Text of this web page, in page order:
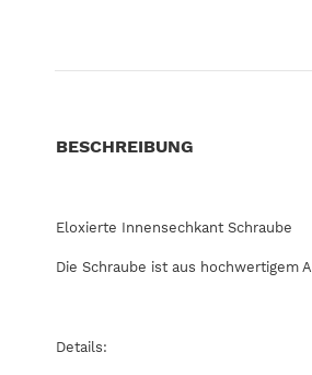
BESCHREIBUNG
Eloxierte Innensechkant Schraube
Die Schraube ist aus hochwertigem
Details: